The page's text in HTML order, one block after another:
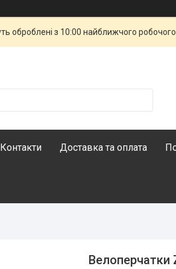
оброблені з 10:00 найближчого
Контакти Доставка та оплата
Велоперчатки